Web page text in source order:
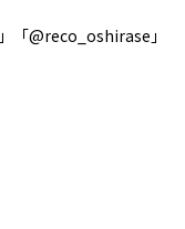
」「@reco_oshirase 」